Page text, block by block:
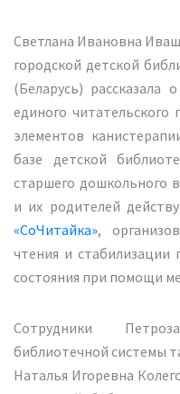
Светлана Ивановна
городской детской
(Беларусь) рассказала
единого читательского
элементов
базе детской
старшего дошкольного
и их родителей
«СоЧитайка»,
чтения и стабилизации
состояния при помощи
Сотрудники
библиотечной системы
Наталья Игоревна